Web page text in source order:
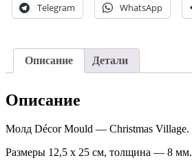
Telegram WhatsApp
Описание Детали
Описание
Молд Décor Mould — Christmas Village.
Размеры 12,5 х 25 см, толщина — 8 мм.